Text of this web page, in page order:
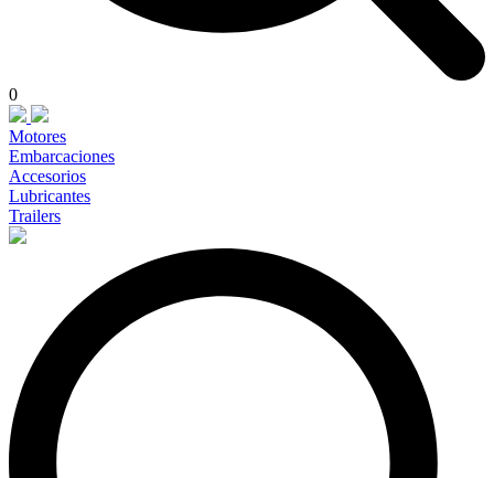
0
Motores
Embarcaciones
Accesorios
Lubricantes
Trailers